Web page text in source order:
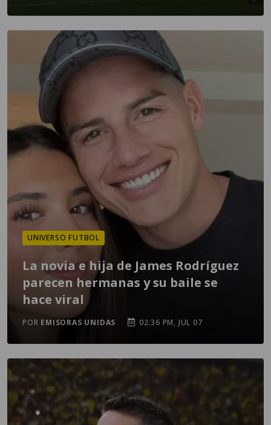
UNIVERSO FUTBOL
La novia e hija de James Rodríguez
parecen hermanas y su baile se
hace viral
POR EMISORAS UNIDAS 02:36 PM, JUL 07